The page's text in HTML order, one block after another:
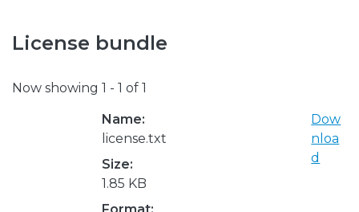
License bundle
Now showing 1 - 1 of 1
Name:
license.txt
Size:
1.85 KB
Format:
Dow
nloa
d